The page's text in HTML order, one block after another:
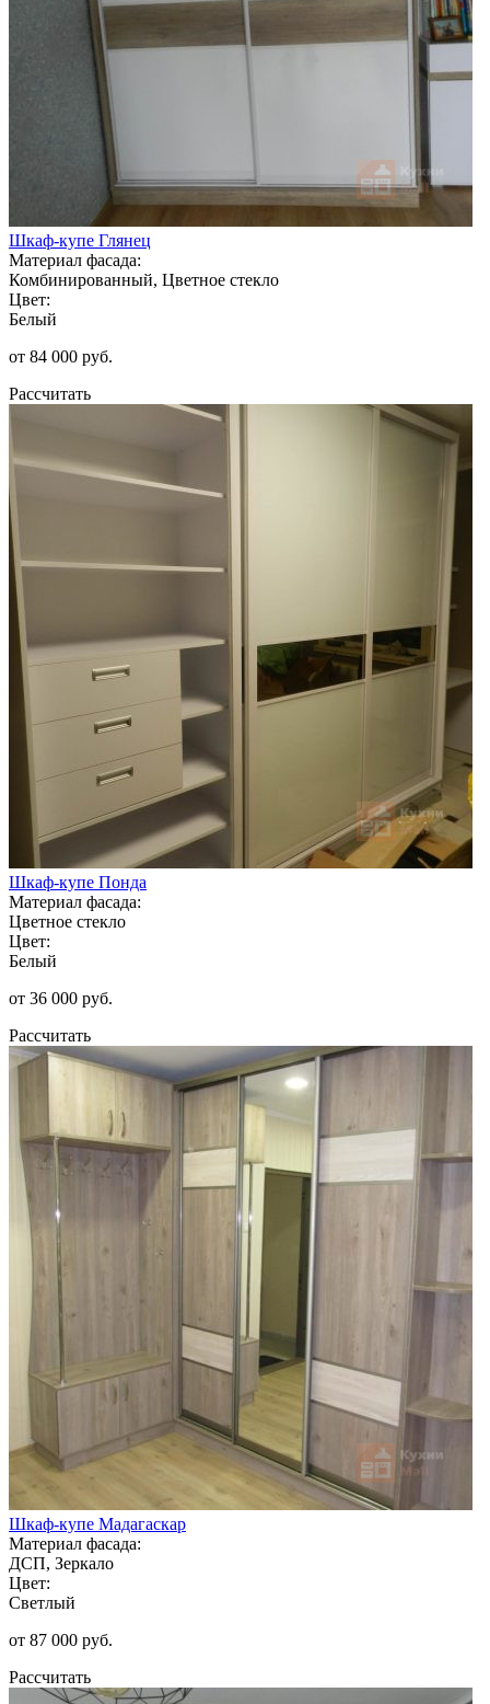
Шкаф-купе Глянец
Материал фасада:
Комбинированный, Цветное стекло
Цвет:
Белый
от 84 000 руб.
Рассчитать
Шкаф-купе Понда
Материал фасада:
Цветное стекло
Цвет:
Белый
от 36 000 руб.
Рассчитать
Шкаф-купе Мадагаскар
Материал фасада:
ДСП, Зеркало
Цвет:
Светлый
от 87 000 руб.
Рассчитать